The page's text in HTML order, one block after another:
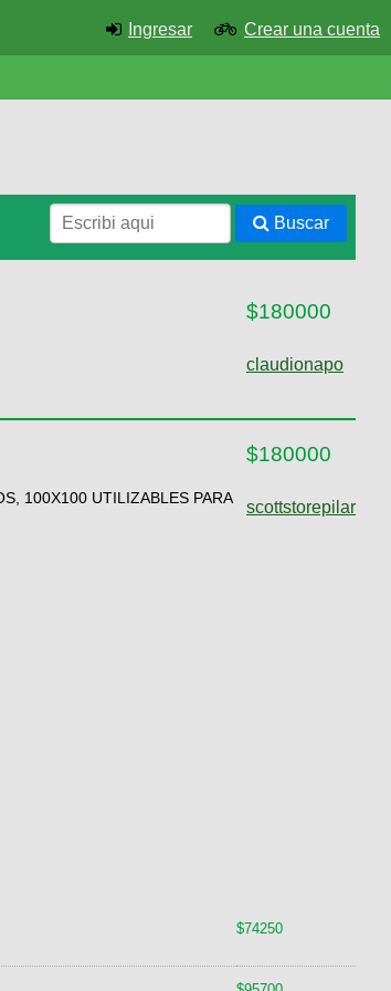
Ingresar Crear una cuenta
Buscar
$180000
claudionapo
100X100 UTILIZABLES PARA
$180000
scottstorepilar
$74250